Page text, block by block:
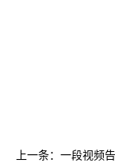
上一条：一段视频